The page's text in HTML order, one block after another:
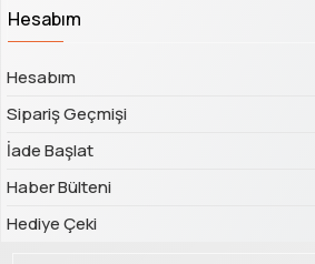
Hesabım
Hesabım
Sipariş Geçmişi
İade Başlat
Haber Bülteni
Hediye Çeki